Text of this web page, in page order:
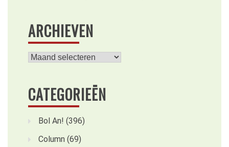
ARCHIEVEN
Archieven
CATEGORIEËN
Bol An! (396)
Column (69)